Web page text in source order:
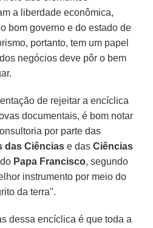
a liberdade econômica,
bom governo e do estado de
portanto, tem um papel
negócios deve pôr o bem
de rejeitar a encíclica
documentais, é bom notar
por parte das
das Ciências e dasCiências
Papa Francisco, segundo
instrumento por meio do
da terra".
dessa encíclica é que toda a